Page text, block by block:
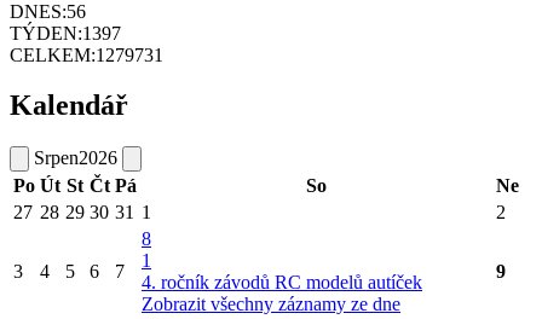
DNES:56
TÝDEN:1397
CELKEM:1279731
Kalendář
Srpen2026
Po Út St Čt Pá So
Ne
27 28 29 30 31 1 2
3 4 5 6 7
8
1
4. ročník závodů RC modelů autíček
Zobrazit všechny záznamy ze dne
9